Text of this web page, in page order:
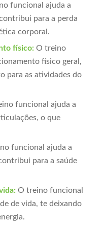
funcional ajuda a
para a perda
corporal.
físico:O treino
físico geral,
para as atividades do
funcional ajuda a
o que
funcional ajuda a
para a saúde
O treino funcional
de vida, te deixando